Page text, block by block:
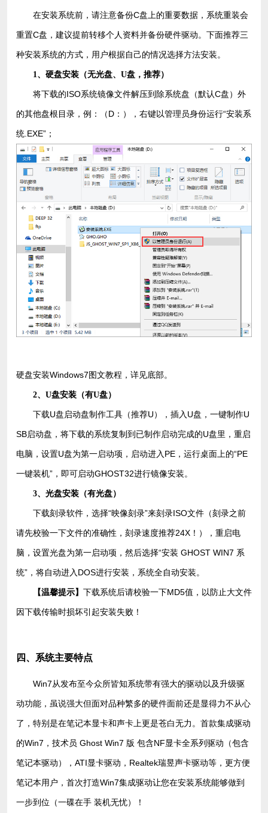
在安装系统前，请注意备份C盘上的重要数据，系统重装会
重置C盘，建议提前转移个人资料并备份硬件驱动。下面推荐三
种安装系统的方式，用户根据自己的情况选择方法安装。
1、硬盘安装（无光盘、U盘，推荐）
将下载的ISO系统镜像文件解压到除系统盘（默认C盘）外
的其他盘根目录，例：（D：），右键以管理员身份运行“安装系
统.EXE”；
硬盘安装Windows7图文教程，详见底部。
2、U盘安装（有U盘）
下载U盘启动盘制作工具（推荐U），插入U盘，一键制作U
SB启动盘，将下载的系统复制到已制作启动完成的U盘里，重启
电脑，设置U盘为第一启动项，启动进入PE，运行桌面上的“PE
一键装机”，即可启动GHOST32进行镜像安装。
3、光盘安装（有光盘）
下载刻录软件，选择“映像刻录”来刻录ISO文件（刻录之前
请先校验一下文件的准确性，刻录速度推荐24X！），重启电
脑，设置光盘为第一启动项，然后选择“安装 GHOST WIN7 系
统”，将自动进入DOS进行安装，系统全自动安装。
【温馨提示】 下载系统后请校验一下MD5值，以防止大文件
因下载传输时损坏引起安装失败！
四、系统主要特点
Win7从发布至今众所皆知系统带有强大的驱动以及升级驱
动功能，虽说强大但面对品种繁多的硬件面前还是显得力不从心
了，特别是在笔记本显卡和声卡上更是苍白无力。首款集成驱动
的Win7，技术员 Ghost Win7 版 包含NF显卡全系列驱动（包含
笔记本驱动），ATI显卡驱动，Realtek瑞昱声卡驱动等，更方便
笔记本用户，首次打造Win7集成驱动让您在安装系统能够做到
一步到位（一碟在手 装机无忧）！